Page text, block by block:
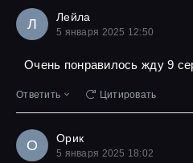
Л Лейла
5 января 2025 12:50
Очень понравилось жду 9
Ответить Цитировать
О Орик
5 января 2025 18:02